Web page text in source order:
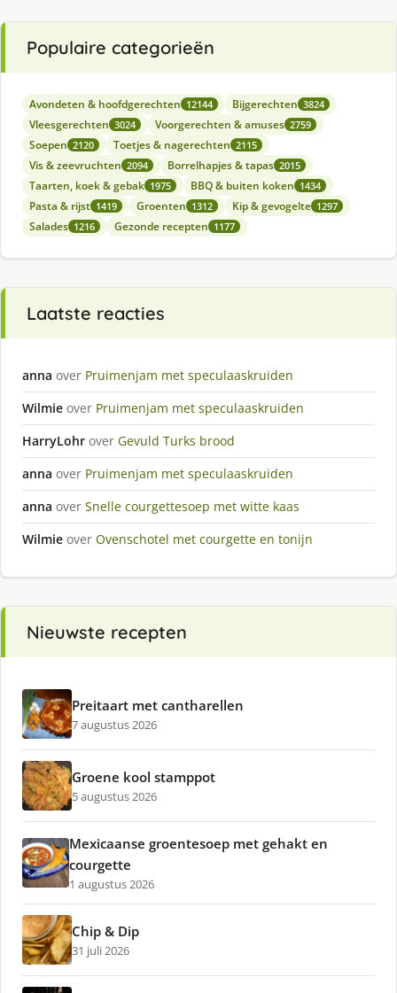
Populaire categorieën
Avondeten & hoofdgerechten 12144 Bijgerechten 3824
Vleesgerechten 3024 Voorgerechten & amuses 2759
Soepen 2120 Toetjes & nagerechten 2115
Vis & zeevruchten 2094 Borrelhapjes & tapas 2015
Taarten, koek & gebak 1975 BBQ & buiten koken 1434
Pasta & rijst 1419 Groenten 1312 Kip & gevogelte 1297
Salades 1216 Gezonde recepten 1177
Laatste reacties
anna over Pruimenjam met speculaaskruiden
Wilmie over Pruimenjam met speculaaskruiden
HarryLohr over Gevuld Turks brood
anna over Pruimenjam met speculaaskruiden
anna over Snelle courgettesoep met witte kaas
Wilmie over Ovenschotel met courgette en tonijn
Nieuwste recepten
Preitaart met cantharellen
7 augustus 2026
Groene kool stamppot
5 augustus 2026
Mexicaanse groentesoep met gehakt en
courgette
1 augustus 2026
Chip & Dip
31 juli 2026